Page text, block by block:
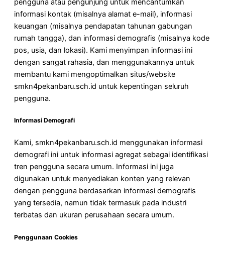
pengguna atau pengunjung untuk mencantumkan
informasi kontak (misalnya alamat e-mail), informasi
keuangan (misalnya pendapatan tahunan gabungan
rumah tangga), dan informasi demografis (misalnya kode
pos, usia, dan lokasi). Kami menyimpan informasi ini
dengan sangat rahasia, dan menggunakannya untuk
membantu kami mengoptimalkan situs/website
smkn4pekanbaru.sch.id untuk kepentingan seluruh
pengguna.
Informasi Demografi
Kami, smkn4pekanbaru.sch.id menggunakan informasi
demografi ini untuk informasi agregat sebagai identifikasi
tren pengguna secara umum. Informasi ini juga
digunakan untuk menyediakan konten yang relevan
dengan pengguna berdasarkan informasi demografis
yang tersedia, namun tidak termasuk pada industri
terbatas dan ukuran perusahaan secara umum.
Penggunaan Cookies